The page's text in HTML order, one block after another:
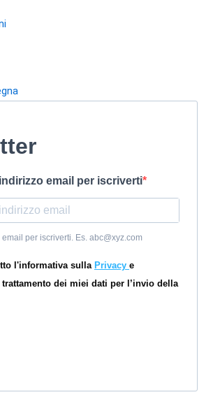
email per iscriverti
per iscriverti. Es. abc@xyz.com
l'informativa sulla Privacy e
dei miei dati per l’invio della